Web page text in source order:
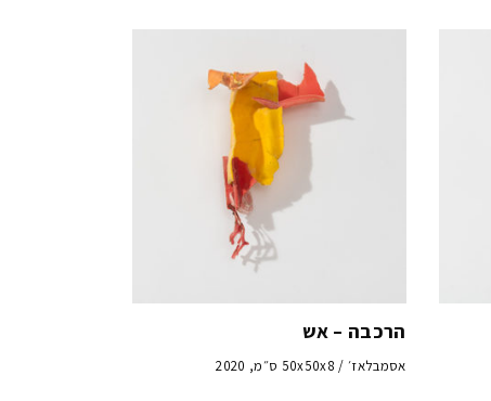
הרכבה – אש
אסמבלאז׳ / 50x50x8 ס״מ, 2020